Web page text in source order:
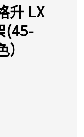
升 LX
(45-